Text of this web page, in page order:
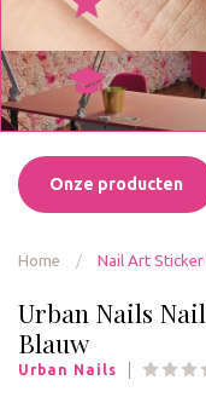
Onze producten
Home / Nail Art
Urban Nails
Blauw
Urban Nails